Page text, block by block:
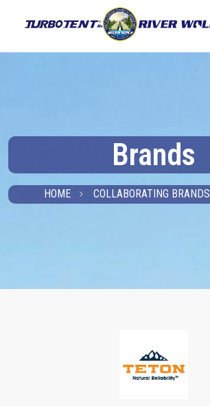
Brands
HOME COLLABORATING BRANDS